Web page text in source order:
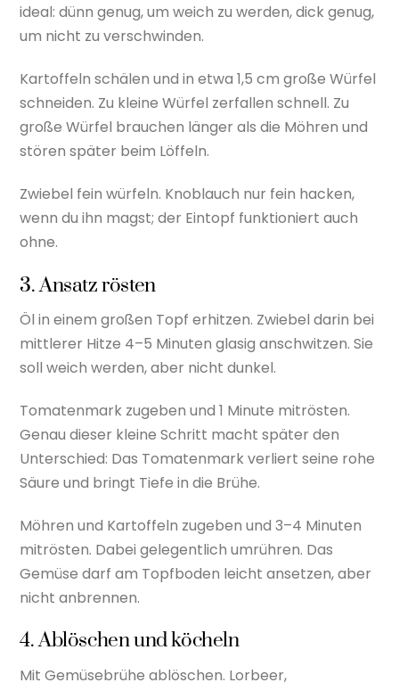
ideal: dünn genug, um weich zu werden, dick genug,
um nicht zu verschwinden.
Kartoffeln schälen und in etwa 1,5 cm große Würfel
schneiden. Zu kleine Würfel zerfallen schnell. Zu
große Würfel brauchen länger als die Möhren und
stören später beim Löffeln.
Zwiebel fein würfeln. Knoblauch nur fein hacken,
wenn du ihn magst; der Eintopf funktioniert auch
ohne.
3. Ansatz rösten
Öl in einem großen Topf erhitzen. Zwiebel darin bei
mittlerer Hitze 4–5 Minuten glasig anschwitzen. Sie
soll weich werden, aber nicht dunkel.
Tomatenmark zugeben und 1 Minute mitrösten.
Genau dieser kleine Schritt macht später den
Unterschied: Das Tomatenmark verliert seine rohe
Säure und bringt Tiefe in die Brühe.
Möhren und Kartoffeln zugeben und 3–4 Minuten
mitrösten. Dabei gelegentlich umrühren. Das
Gemüse darf am Topfboden leicht ansetzen, aber
nicht anbrennen.
4. Ablöschen und köcheln
Mit Gemüsebrühe ablöschen. Lorbeer,